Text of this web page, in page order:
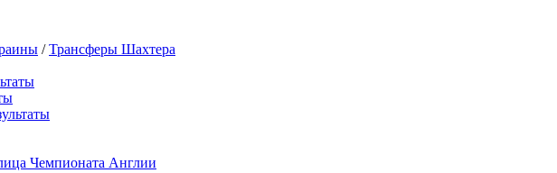
/Трансферы Шахтера
Чемпионата Англии